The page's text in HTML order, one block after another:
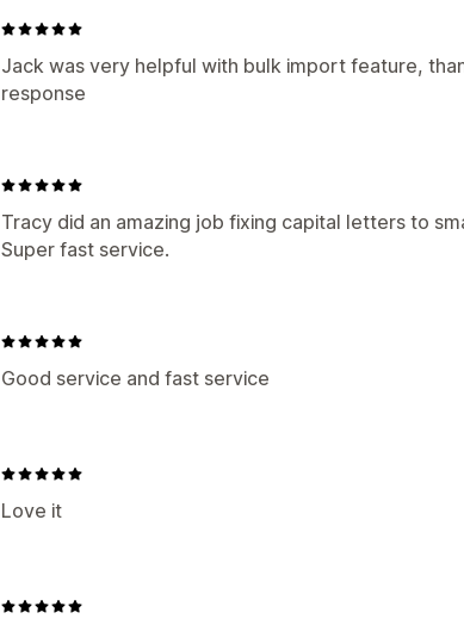
Jack was very helpful with bulk import feature,
response
Tracy did an amazing job fixing capital letters to
Super fast service.
Good service and fast service
Love it